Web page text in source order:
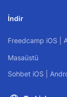
İndir
Freedcamp iOS
Masaüstü
Sohbet iOS